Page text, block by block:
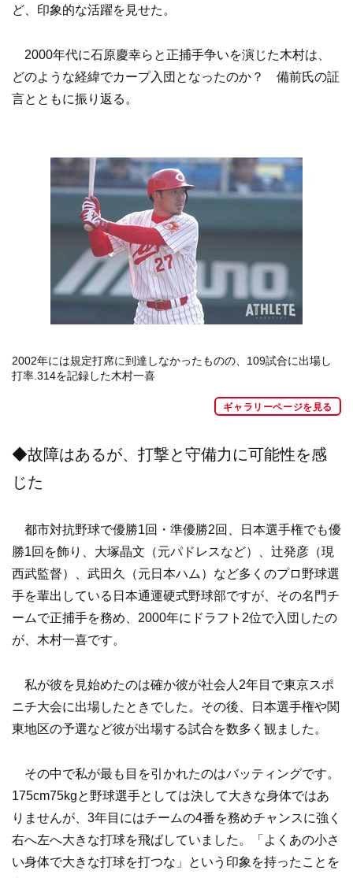
ど、印象的な活躍を見せた。
2000年代に石原慶幸らと正捕手争いを演じた木村は、
どのような経緯でカープ入団となったのか？ 備前氏の証
言とともに振り返る。
2002年には規定打席に到達しなかったものの、109試合に出場し
打率.314を記録した木村一喜
ギャラリーページを見る
◆故障はあるが、打撃と守備力に可能性を感
じた
都市対抗野球で優勝1回・準優勝2回、日本選手権でも優
勝1回を飾り、大塚晶文（元パドレスなど）、辻発彦（現
西武監督）、武田久（元日本ハム）など多くのプロ野球選
手を輩出している日本通運硬式野球部ですが、その名門チ
ームで正捕手を務め、2000年にドラフト2位で入団したの
が、木村一喜です。
私が彼を見始めたのは確か彼が社会人2年目で東京スポ
ニチ大会に出場したときでした。その後、日本選手権や関
東地区の予選など彼が出場する試合を数多く観ました。
その中で私が最も目を引かれたのはバッティングです。
175cm75kgと野球選手としては決して大きな身体ではあ
りませんが、3年目にはチームの4番を務めチャンスに強く
右へ左へ大きな打球を飛ばしていました。「よくあの小さ
い身体で大きな打球を打つな」という印象を持ったことを